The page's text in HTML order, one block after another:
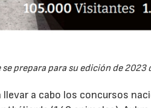
se prepara para su edición de
llevar a cabo los concursos 14/